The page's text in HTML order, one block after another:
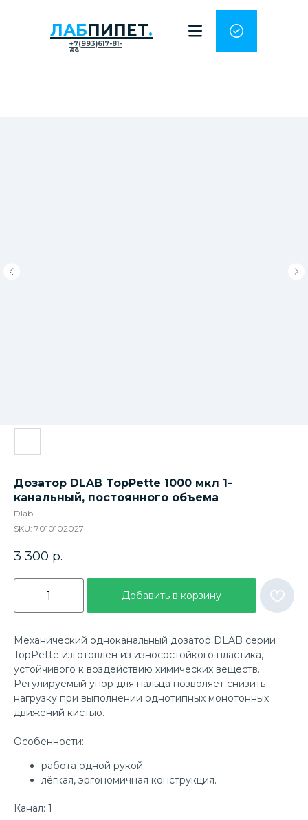
ЛАБПИПЕТ.
+7(993)617-81-
69
Дозатор DLAB TopPette 1000 мкл 1-
канальный, постоянного объема
Dlab
SKU: 7010102027
3 300 р.
Добавить в корзину
Механический одноканальный дозатор DLAB серии
TopPette изготовлен из износостойкого пластика,
устойчивого к воздействию химических веществ.
Регулируемый упор для пальца позволяет снизить
нагрузку при выполнении однотипных монотонных
движений кистью.
Особенности:
работа одной рукой;
лёгкая, эргономичная конструкция.
Канал: 1